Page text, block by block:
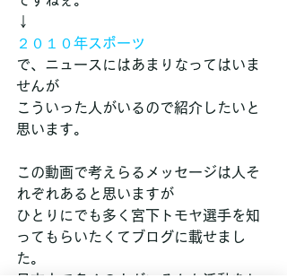
↓
２０１０年スポーツ
で、ニュースにはあまりなってはいま
せんが
こういった人がいるので紹介したいと
思います。
この動画で考えらるメッセージは人そ
れぞれあると思いますが
ひとりにでも多く宮下トモヤ選手を知
ってもらいたくてブログに載せまし
た。